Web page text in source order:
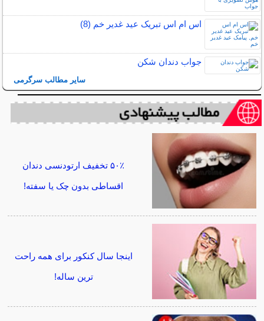
اس ام اس تبریک عید غدیر خم (8)
جواب دندان شکن
سایر مطالب سرگرمی
۵۰٪ تخفیف ارتودنسی دندان
اقساطی بدون چک یا سفته!
اینجا سال کنکور برای همه راحت
ترین ساله!